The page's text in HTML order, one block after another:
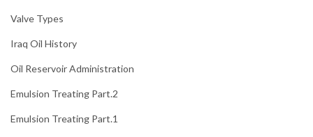
Valve Types
Iraq Oil History
Oil Reservoir Administration
Emulsion Treating Part.2
Emulsion Treating Part.1